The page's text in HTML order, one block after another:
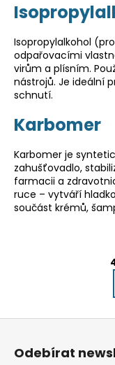
Isopropylalkohol
odpařovacími
virům a plísním.
nástrojů. Je ideální
schnutí.
Karbomer
Karbomer je
zahušťovadlo,
farmacii a
ruce – vytváří
součást krémů,
Z
Odebírat